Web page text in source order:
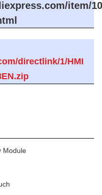
item/
directlink/1/HMI
Module